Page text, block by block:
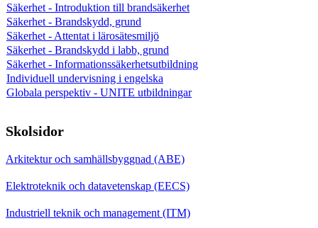
Säkerhet - Introduktion till brandsäkerhet
Säkerhet - Brandskydd, grund
Säkerhet - Attentat i lärosätesmiljö
Säkerhet - Brandskydd i labb, grund
Säkerhet - Informationssäkerhetsutbildning
Individuell undervisning i engelska
Globala perspektiv - UNITE utbildningar
Skolsidor
Arkitektur och samhällsbyggnad (ABE)
Elektroteknik och datavetenskap (EECS)
Industriell teknik och management (ITM)